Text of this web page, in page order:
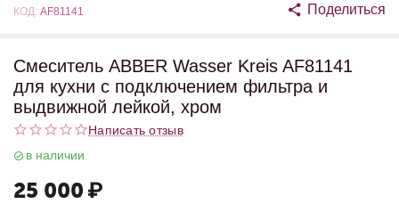
КОД: AF81141 Поделиться
Смеситель ABBER Wasser Kreis AF81141
для кухни с подключением фильтра и
выдвижной лейкой, хром
Написать отзыв
в наличии
25 000 ₽